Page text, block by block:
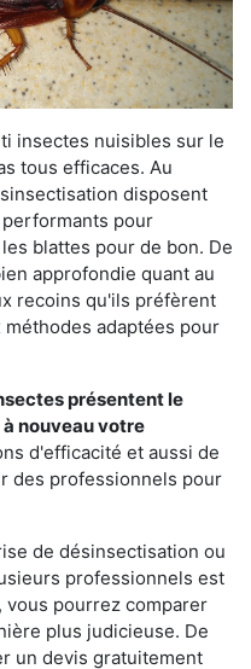
insectes nuisibles sur le
tous efficaces. Au
disposent
pour
blattes pour de bon. De
approfondie quant au
recoins qu'ils préfèrent
adaptées pour
présentent le
nouveau votre
d'efficacité et aussi de
des professionnels pour
de désinsectisation ou
professionnels est
vous pourrez comparer
plus judicieuse. De
un devis gratuitement